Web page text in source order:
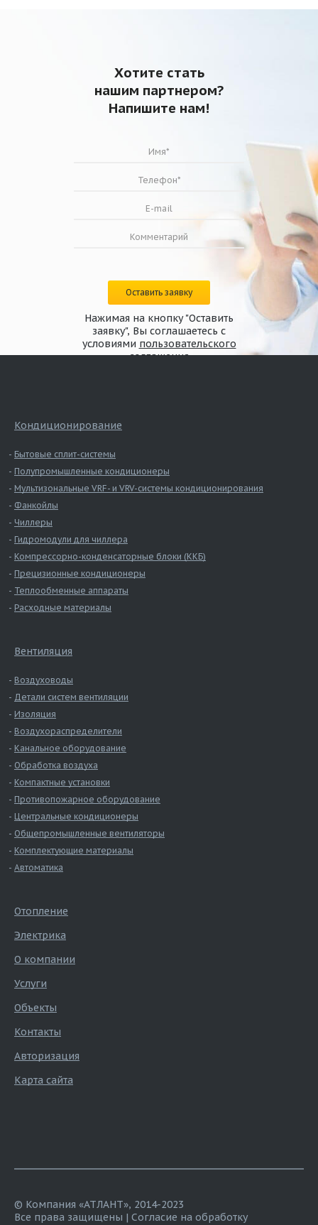
Хотите стать
нашим партнером?
Напишите нам!
Оставить заявку
Нажимая на кнопку "Оставить
заявку", Вы соглашаетесь с
условиями пользовательского
соглашения
Кондиционирование
Бытовые сплит-системы
Полупромышленные кондиционеры
Мультизональные VRF- и VRV-системы кондиционирования
Фанкойлы
Чиллеры
Гидромодули для чиллера
Компрессорно-конденсаторные блоки (ККБ)
Прецизионные кондиционеры
Теплообменные аппараты
Расходные материалы
Вентиляция
Воздуховоды
Детали систем вентиляции
Изоляция
Воздухораспределители
Канальное оборудование
Обработка воздуха
Компактные установки
Противопожарное оборудование
Центральные кондиционеры
Общепромышленные вентиляторы
Комплектующие материалы
Автоматика
Отопление
Электрика
О компании
Услуги
Объекты
Контакты
Авторизация
Карта сайта
© Компания «АТЛАНТ», 2014-2023
Все права защищены | Согласие на обработку